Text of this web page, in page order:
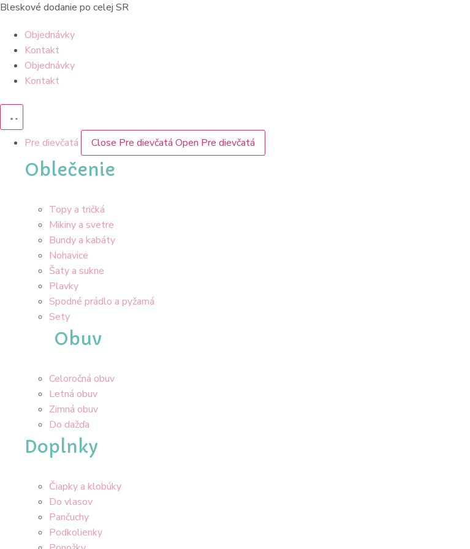
Preskočiť
obsah
Bleskové dodanie po celej SR
Objednávky
Kontakt
Objednávky
Kontakt
Pre dievčatá Close Pre dievčatá Open Pre dievčatá
Oblečenie
Topy a tričká
Mikiny a svetre
Bundy a kabáty
Nohavice
Šaty a sukne
Plavky
Spodné prádlo a pyžamá
Sety
Obuv
Celoročná obuv
Letná obuv
Zimná obuv
Do dažďa
Doplnky
Čiapky a klobúky
Do vlasov
Pančuchy
Podkolienky